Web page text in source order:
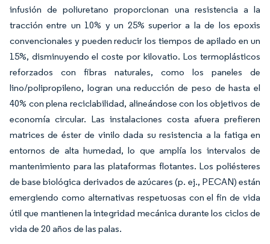
infusión de poliuretano proporcionan una resistencia a la
tracción entre un 10% y un 25% superior a la de los epoxis
convencionales y pueden reducir los tiempos de apilado en un
15%, disminuyendo el coste por kilovatio. Los termoplásticos
reforzados con fibras naturales, como los paneles de
lino/polipropileno, logran una reducción de peso de hasta el
40% con plena reciclabilidad, alineándose con los objetivos de
economía circular. Las instalaciones costa afuera prefieren
matrices de éster de vinilo dada su resistencia a la fatiga en
entornos de alta humedad, lo que amplía los intervalos de
mantenimiento para las plataformas flotantes. Los poliésteres
de base biológica derivados de azúcares (p. ej., PECAN) están
emergiendo como alternativas respetuosas con el fin de vida
útil que mantienen la integridad mecánica durante los ciclos de
vida de 20 años de las palas.